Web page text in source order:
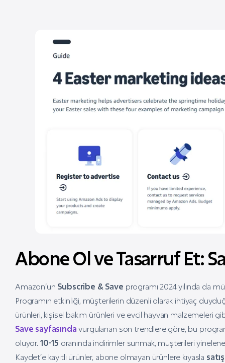
Abone Ol ve Tasarruf Et:
Amazon’un Subscribe & Save programı 2024 yılında da
Programın etkinliği, müşterilerin düzenli olarak ihtiyaç
ürünleri, kişisel bakım ürünleri ve evcil hayvan malzemeleri
Save sayfasındavurgulanan son trendlere göre, bu
oluyor.10-15 oranında indirimler sunmak, müşterileri
Kaydet’e kayıtlı ürünler, abone olmayan ürünlere kıyasla